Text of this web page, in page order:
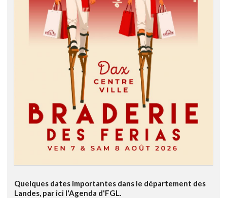
Quelques dates importantes dans le département des
Landes, par ici l'Agenda d'FGL.